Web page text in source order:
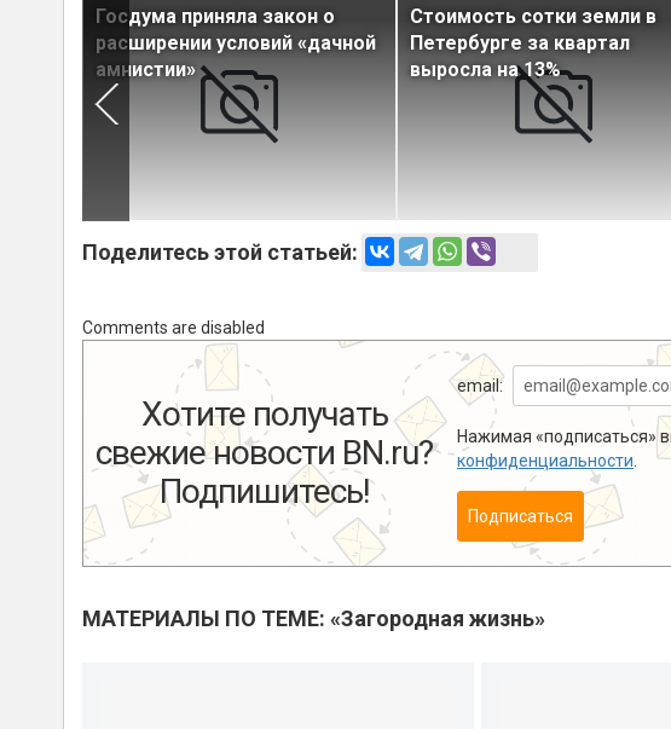
Госдума приняла закон о
расширении условий «дачной
амнистии»
Стоимость сотки земли в
Петербурге за квартал
выросла на 13%
Поделитесь этой статьей:
Comments are disabled
Хотите получать
свежие новости BN.ru?
Подпишитесь!
email:
Нажимая «подписаться»
конфиденциальности
Подписаться
МАТЕРИАЛЫ ПО ТЕМЕ: «Загородная жизнь»